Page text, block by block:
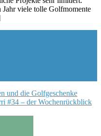
viele tolle Golfmomente
und die Golfgeschenke
#34 – der Wochenrückblick